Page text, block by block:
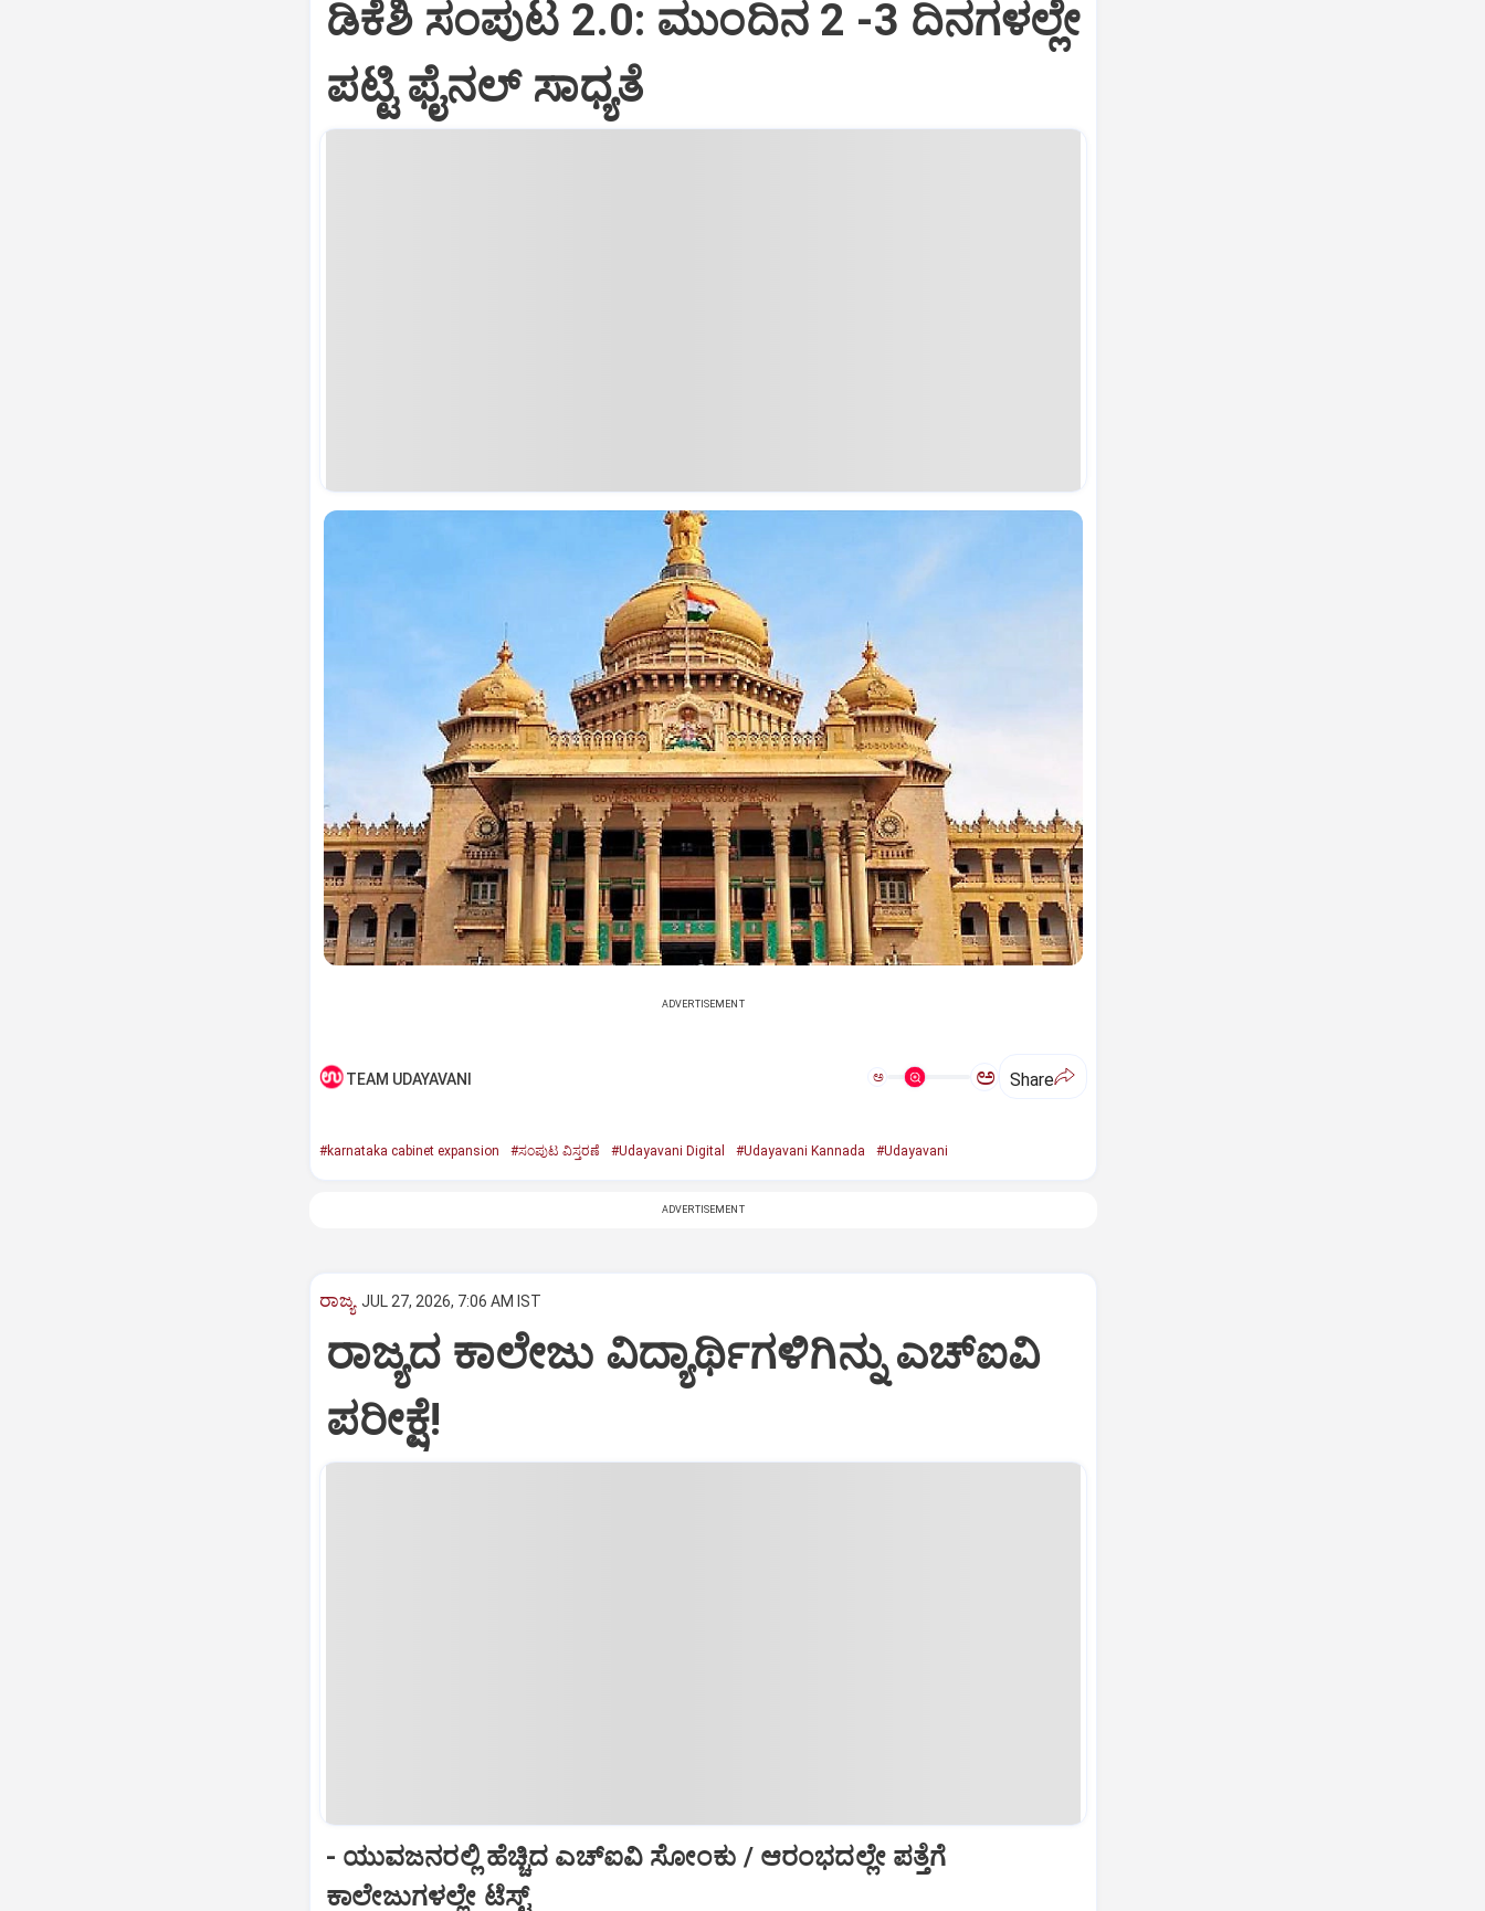
ಡಿಕೆಶಿ ಸಂಪುಟ 2.0: ಮುಂದಿನ 2 -3 ದಿನಗಳಲ್ಲೇ
ಪಟ್ಟಿ ಫೈನಲ್‌ ಸಾಧ್ಯತೆ
ADVERTISEMENT
TEAM UDAYAVANI ಅ ಅ Share
#karnataka cabinet expansion #ಸಂಪುಟ ವಿಸ್ತರಣೆ #Udayavani Digital #Udayavani Kannada #Udayavani
ADVERTISEMENT
ರಾಜ್ಯ JUL 27, 2026, 7:06 AM IST
ರಾಜ್ಯದ ಕಾಲೇಜು ವಿದ್ಯಾರ್ಥಿಗಳಿಗಿನ್ನು ಎಚ್‌ಐವಿ
ಪರೀಕ್ಷೆ!
- ಯುವಜನರಲ್ಲಿ ಹೆಚ್ಚಿದ ಎಚ್‌ಐವಿ ಸೋಂಕು / ಆರಂಭದಲ್ಲೇ ಪತ್ತೆಗೆ
ಕಾಲೇಜುಗಳಲ್ಲೇ ಟೆಸ್ಟ್